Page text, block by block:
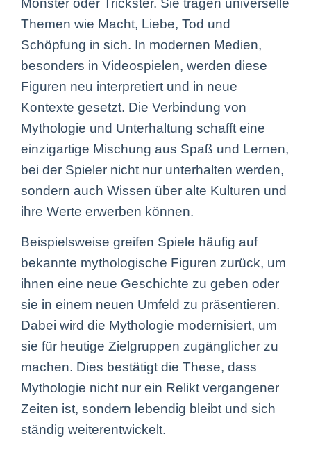
Monster oder Trickster. Sie tragen universelle
Themen wie Macht, Liebe, Tod und
Schöpfung in sich. In modernen Medien,
besonders in Videospielen, werden diese
Figuren neu interpretiert und in neue
Kontexte gesetzt. Die Verbindung von
Mythologie und Unterhaltung schafft eine
einzigartige Mischung aus Spaß und Lernen,
bei der Spieler nicht nur unterhalten werden,
sondern auch Wissen über alte Kulturen und
ihre Werte erwerben können.
Beispielsweise greifen Spiele häufig auf
bekannte mythologische Figuren zurück, um
ihnen eine neue Geschichte zu geben oder
sie in einem neuen Umfeld zu präsentieren.
Dabei wird die Mythologie modernisiert, um
sie für heutige Zielgruppen zugänglicher zu
machen. Dies bestätigt die These, dass
Mythologie nicht nur ein Relikt vergangener
Zeiten ist, sondern lebendig bleibt und sich
ständig weiterentwickelt.